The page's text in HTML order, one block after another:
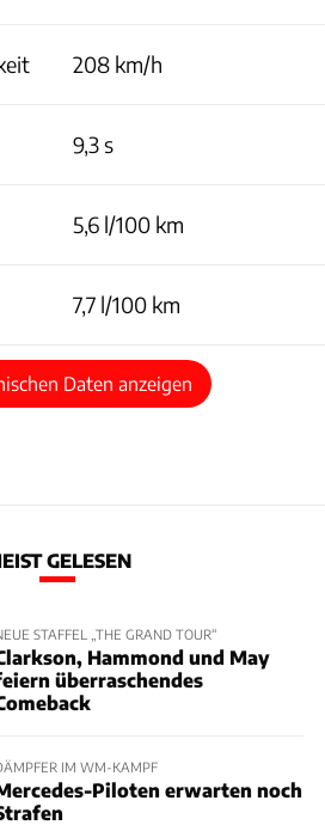
208 km/h
9,3 s
5,6 l/100 km
7,7 l/100 km
Daten anzeigen
GELESEN
STAFFEL „THE GRAND TOUR“
Hammond und May
überraschendes
IM WM-KAMPF
Piloten erwarten noch